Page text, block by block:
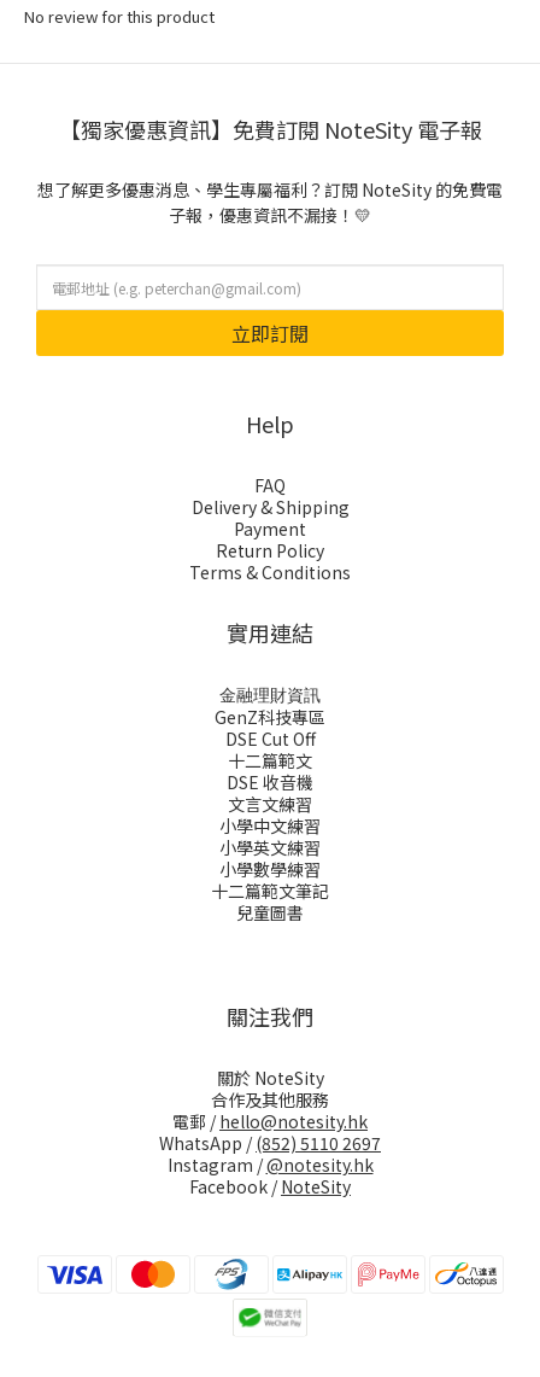
No review for this product
【獨家優惠資訊】免費訂閱 NoteSity 電子報
想了解更多優惠消息、學生專屬福利？訂閱 NoteSity 的免費電
子報，優惠資訊不漏接！💛
立即訂閱
Help
FAQ
Delivery & Shipping
Payment
Return Policy
Terms & Conditions
實用連結
金融理財資訊
GenZ科技專區
DSE Cut Off
十二篇範文
DSE 收音機
文言文練習
小學中文練習
小學英文練習
小學數學練習
十二篇範文筆記
兒童圖書
關注我們
關於 NoteSity
合作及其他服務
電郵 /hello@notesity.hk
WhatsApp /(852) 5110 2697
Instagram /@notesity.hk
Facebook /NoteSity